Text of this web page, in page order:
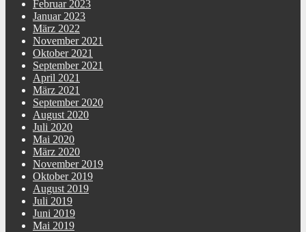
Februar 2023
Januar 2023
März 2022
November 2021
Oktober 2021
September 2021
April 2021
März 2021
September 2020
August 2020
Juli 2020
Mai 2020
März 2020
November 2019
Oktober 2019
August 2019
Juli 2019
Juni 2019
Mai 2019